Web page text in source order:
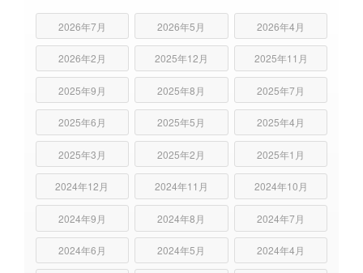
2026年7月 2026年5月 2026年4月
2026年2月 2025年12月 2025年11月
2025年9月 2025年8月 2025年7月
2025年6月 2025年5月 2025年4月
2025年3月 2025年2月 2025年1月
2024年12月 2024年11月 2024年10月
2024年9月 2024年8月 2024年7月
2024年6月 2024年5月 2024年4月